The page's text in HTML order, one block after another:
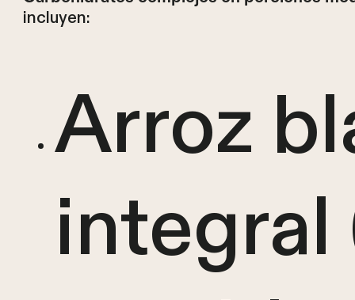
incluyen:
Arroz
integral